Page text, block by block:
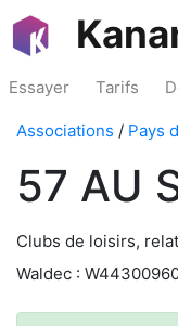
Essayer Tarifs
Associations / Pays
57 AU
Clubs de loisirs,
Waldec :